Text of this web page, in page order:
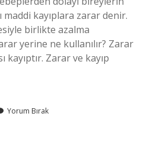
maddi kayıplara zarar denir.
birlikte azalma
yerine ne kullanılır? Zarar
kayıptır. Zarar ve kayıp
Yorum Bırak